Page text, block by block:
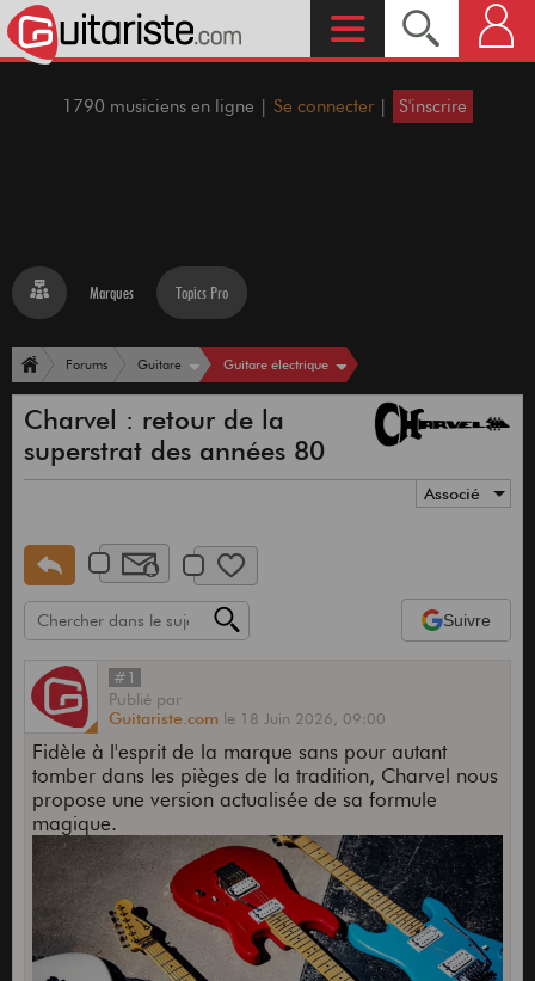
1790 musiciens en ligne | Se connecter | S'inscrire
Marques Topics Pro
Forums Guitare Guitare électrique
Charvel : retour de la
superstrat des années 80
Associé
Suivre
#1
Publié par
Guitariste.com le 18 Juin 2026, 09:00
Fidèle à l'esprit de la marque sans pour autant
tomber dans les pièges de la tradition, Charvel nous
propose une version actualisée de sa formule
magique.